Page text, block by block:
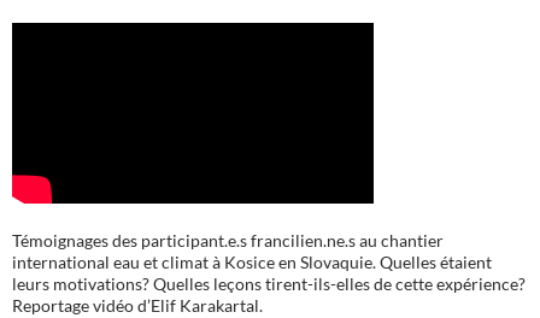
Témoignages des participant.e.s francilien.ne.s au chantier
international eau et climat à Kosice en Slovaquie. Quelles étaient
leurs motivations? Quelles leçons tirent-ils-elles de cette expérience?
Reportage vidéo d’Elif Karakartal.